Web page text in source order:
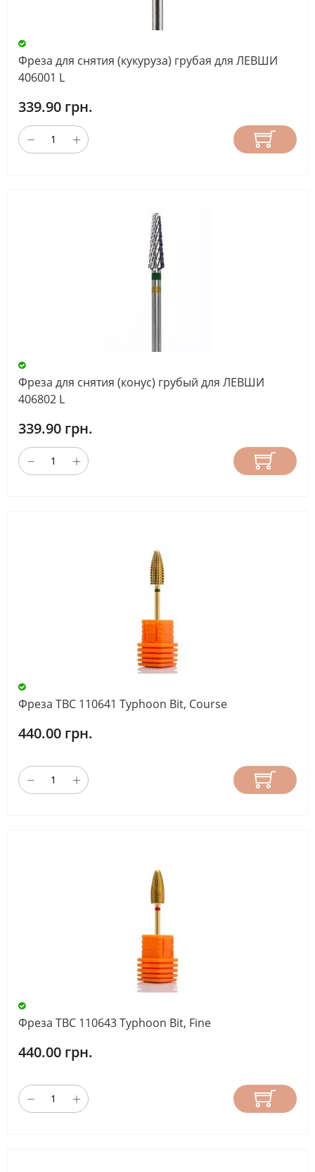
Фреза для снятия (кукуруза) грубая для ЛЕВШИ
406001 L
339.90 грн.
Фреза для снятия (конус) грубый для ЛЕВШИ
406802 L
339.90 грн.
Фреза ТВС 110641 Typhoon Bit, Course
440.00 грн.
Фреза ТВС 110643 Typhoon Bit, Fine
440.00 грн.